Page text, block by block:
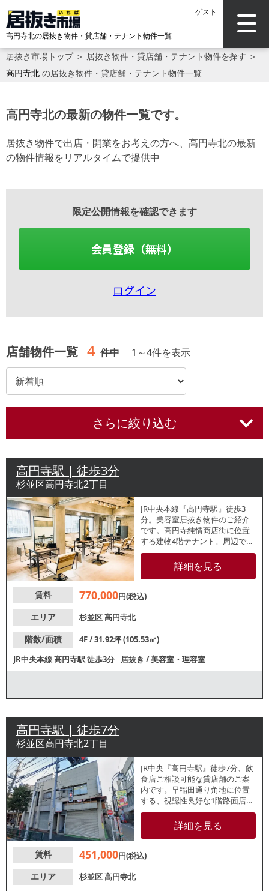
ゲスト
高円寺北の居抜き物件・貸店舗・テナント物件一覧
居抜き市場トップ＞ 居抜き物件・貸店舗・テナント物件を探す ＞
高円寺北 の居抜き物件・貸店舗・テナント物件一覧
高円寺北の最新の物件一覧です。
居抜き物件で出店・開業をお考えの方へ、高円寺北の最新
の物件情報をリアルタイムで提供中
限定公開情報を確認できます
会員登録（無料）
ログイン
店舗物件一覧 4 件中 1 ～4件を表示
さらに絞り込む
高円寺駅 | 徒歩3分
杉並区高円寺北2丁目
JR中央本線『高円寺駅』徒歩3
分。美容室居抜き物件のご紹介
です。高円寺純情商店街に位置
する建物4階テナント。周辺でも
飲食店やサービス店舗が多数盛
業中です。諸条件等、お気軽に
お問合せください。
詳細を見る
賃料 770,000円(税込)
エリア
杉並区高円寺北
階数/面積
4F / 31.92坪 (105.53㎡)
JR中央本線高円寺駅徒歩3分 居抜き /美容室・理容室
高円寺駅 | 徒歩7分
杉並区高円寺北2丁目
JR中央『高円寺駅』徒歩7分、飲
食店ご相談可能な貸店舗のご案
内です。早稲田通り角地に位置
する、視認性良好な1階路面店。
商店街沿いのため、安定した集
客が期待できます。諸条件等、
お気軽にお問合せください。
詳細を見る
賃料 451,000円(税込)
エリア
杉並区高円寺北